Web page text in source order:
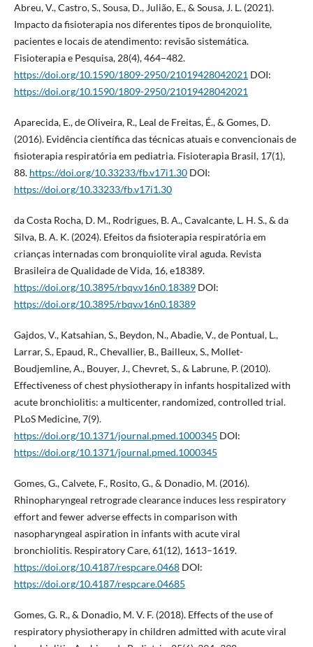
Abreu, V., Castro, S., Sousa, D., Julião, E., & Sousa, J. L. (2021).
Impacto da fisioterapia nos diferentes tipos de bronquiolite,
pacientes e locais de atendimento: revisão sistemática.
Fisioterapia e Pesquisa, 28(4), 464–482.
https://doi.org/10.1590/1809-2950/21019428042021 DOI:
https://doi.org/10.1590/1809-2950/21019428042021
Aparecida, E., de Oliveira, R., Leal de Freitas, É., & Gomes, D.
(2016). Evidência científica das técnicas atuais e convencionais de
fisioterapia respiratória em pediatria. Fisioterapia Brasil, 17(1),
88. https://doi.org/10.33233/fb.v17i1.30DOI:
https://doi.org/10.33233/fb.v17i1.30
da Costa Rocha, D. M., Rodrigues, B. A., Cavalcante, L. H. S., & da
Silva, B. A. K. (2024). Efeitos da fisioterapia respiratória em
crianças internadas com bronquiolite viral aguda. Revista
Brasileira de Qualidade de Vida, 16, e18389.
https://doi.org/10.3895/rbqv.v16n0.18389DOI:
https://doi.org/10.3895/rbqv.v16n0.18389
Gajdos, V., Katsahian, S., Beydon, N., Abadie, V., de Pontual, L.,
Larrar, S., Epaud, R., Chevallier, B., Bailleux, S., Mollet-
Boudjemline, A., Bouyer, J., Chevret, S., & Labrune, P. (2010).
Effectiveness of chest physiotherapy in infants hospitalized with
acute bronchiolitis: a multicenter, randomized, controlled trial.
PLoS Medicine, 7(9).
https://doi.org/10.1371/journal.pmed.1000345 DOI:
https://doi.org/10.1371/journal.pmed.1000345
Gomes, G., Calvete, F., Rosito, G., & Donadio, M. (2016).
Rhinopharyngeal retrograde clearance induces less respiratory
effort and fewer adverse effects in comparison with
nasopharyngeal aspiration in infants with acute viral
bronchiolitis. Respiratory Care, 61(12), 1613–1619.
https://doi.org/10.4187/respcare.0468DOI:
https://doi.org/10.4187/respcare.04685
Gomes, G. R., & Donadio, M. V. F. (2018). Effects of the use of
respiratory physiotherapy in children admitted with acute viral